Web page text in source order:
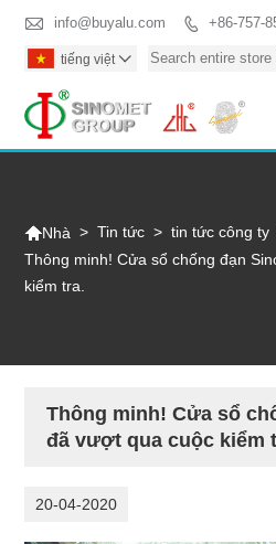
 info@buyalu.com  +86-757-
tiếng việt 
Nhà > Tin tức > tin tức công ty
Thông minh! Cửa sổ chống đạn
kiểm tra.
Thông minh! Cửa sổ
đã vượt qua cuộc kiểm
20-04-2020